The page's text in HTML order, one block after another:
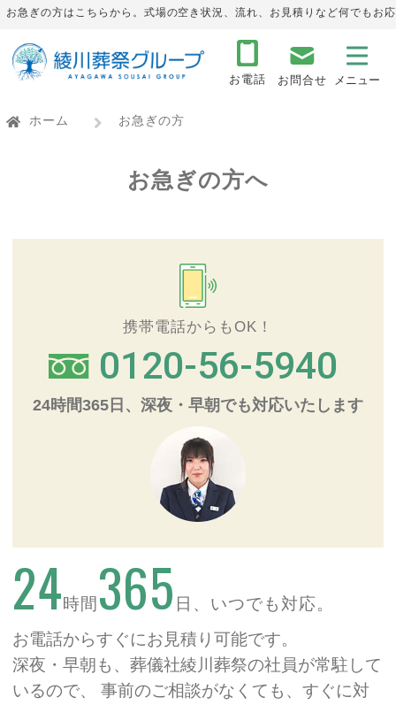
お急ぎの方はこちらから。式場の空き状況、流れ、お見積りなど何でもお
お電話 お問合せ
ホーム お急ぎの方
お急ぎの方へ
携帯電話からもOK！
0120-56-5940
24時間365日、深夜・早朝でも対応いたします
24時間 365 日、いつでも対応。
お電話からすぐにお見積り可能です。
深夜・早朝も、葬儀社綾川葬祭の社員が常駐して
いるので、
事前のご相談がなくても、すぐに対